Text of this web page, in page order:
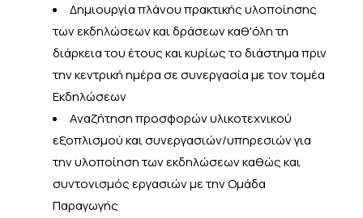
Δημιουργία πλάνου πρακτικής υλοποίησης
των εκδηλώσεων και δράσεων καθ'όλη τη
διάρκεια του έτους και κυρίως το διάστημα πριν
την κεντρική ημέρα σε συνεργασία με τον τομέα
Εκδηλώσεων
Αναζήτηση προσφορών υλικοτεχνικού
εξοπλισμού και συνεργασιών/υπηρεσιών για
την υλοποίηση των εκδηλώσεων καθώς και
συντονισμός εργασιών με την Ομάδα
Παραγωγής